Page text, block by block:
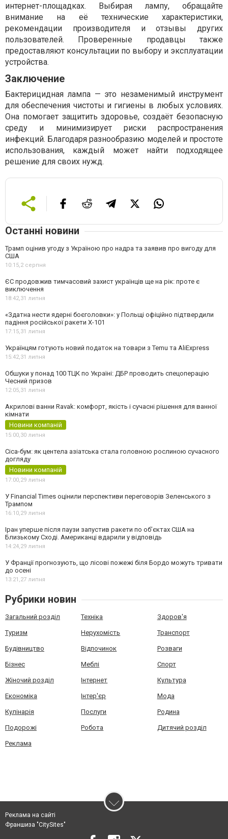
интернет-площадках. Выбирая лампу, обращайте
внимание на её технические характеристики,
рекомендации производителя и отзывы других
пользователей. Проверенные продавцы также
предоставляют консультации по выбору и эксплуатации
устройства.
Заключение
Бактерицидная лампа — это незаменимый инструмент
для обеспечения чистоты и гигиены в любых условиях.
Она помогает защитить здоровье, создаёт безопасную
среду и минимизирует риски распространения
инфекций. Благодаря разнообразию моделей и простоте
использования, каждый может найти подходящее
решение для своих нужд.
Останні новини
Трамп оцінив угоду з Україною про надра та заявив про вигоду для
США
10:15,2 серпня
ЄС продовжив тимчасовий захист українців ще на рік: проте є
виключення
18:42,31 липня
«Здатна нести ядерні боєголовки»: у Польщі офіційно підтвердили
падіння російської ракети Х-101
17:15,31 липня
Українцям готують новий податок на товари з Temu та AliExpress
15:42,31 липня
Обшуки у понад 100 ТЦК по Україні: ДБР проводить спецоперацію
Чесний призов
12:05,31 липня
Акрилові ванни Ravak: комфорт, якість і сучасні рішення для ванної
кімнати
Новини компаній
15:00,30 липня
Cica-бум: як центела азіатська стала головною рослиною сучасного
догляду
Новини компаній
17:00,29 липня
У Financial Times оцінили перспективи переговорів Зеленського з
Трампом
16:10,29 липня
Іран уперше після паузи запустив ракети по обʼєктах США на
Близькому Сході. Американці вдарили у відповідь
14:24,29 липня
У Франції прогнозують, що лісові пожежі біля Бордо можуть тривати
до осені
13:21,27 липня
Рубрики новин
Загальний розділ Техніка Здоров'я
Туризм Нерухомість Транспорт
Будівництво Відпочинок Розваги
Бізнес Меблі Спорт
Жіночий розділ Інтернет Культура
Економіка Інтер'єр Мода
Кулінарія Послуги Родина
Подорожі Робота Дитячий розділ
Реклама
Реклама на сайті
Франшиза "CitySites"